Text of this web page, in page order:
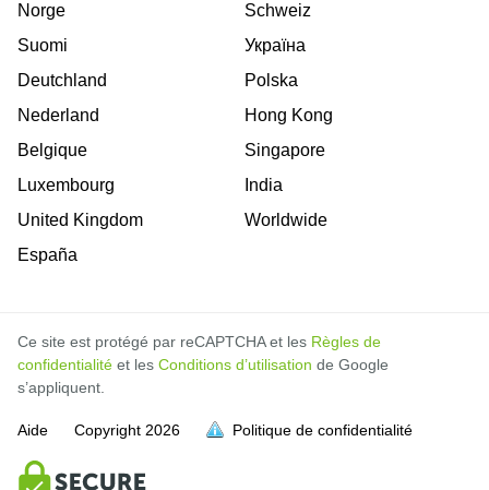
Norge
Suomi
Deutchland
Nederland
Belgique
Luxembourg
United Kingdom
España
Schweiz
Україна
Polska
Hong Kong
Singapore
India
Worldwide
Ce site est protégé par reCAPTCHA et les Règles de
confidentialité et les Conditions d’utilisation de Google
s’appliquent.
Aide Copyright 2026 Politique de confidentialité